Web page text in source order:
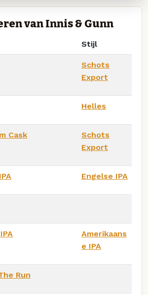
van Innis & Gunn
Stijl
Schots
Export
Helles
Cask
Schots
Export
Engelse IPA
Amerikaans
e IPA
Run